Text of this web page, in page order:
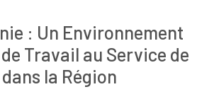
: Un Environnement
Travail au Service de
la Région